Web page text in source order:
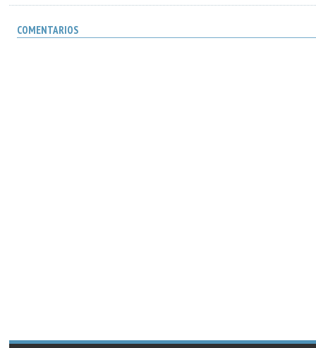
COMENTARIOS